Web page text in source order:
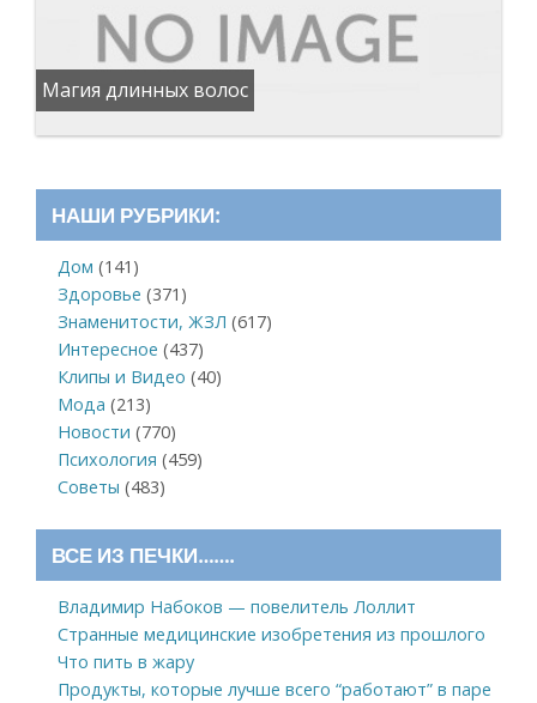
Магия длинных волос
НАШИ РУБРИКИ:
Дом (141)
Здоровье (371)
Знаменитости, ЖЗЛ (617)
Интересное (437)
Клипы и Видео (40)
Мода (213)
Новости (770)
Психология (459)
Советы (483)
ВСЕ ИЗ ПЕЧКИ…….
Владимир Набоков — повелитель Лоллит
Странные медицинские изобретения из прошлого
Что пить в жару
Продукты, которые лучше всего “работают” в паре